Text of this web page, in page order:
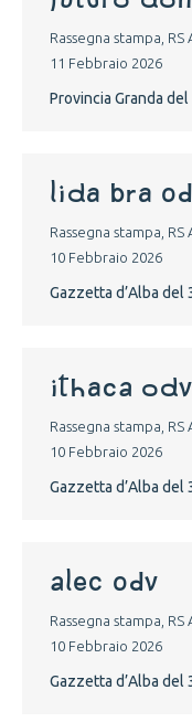
Rassegna stampa RS
11 Febbraio 2026
Provincia Granda
LIDA BRA
Rassegna stampa RS
10 Febbraio 2026
Gazzetta d’Alba del
ITHACA ODV
Rassegna stampa RS
10 Febbraio 2026
Gazzetta d’Alba del
ALEC ODV
Rassegna stampa RS
10 Febbraio 2026
Gazzetta d’Alba del